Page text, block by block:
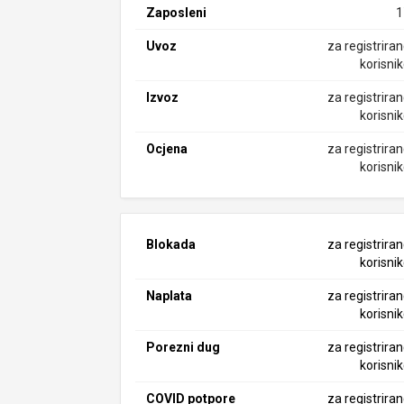
Zaposleni
Uvoz
za
Izvoz
za
Ocjena
za
Blokada
za
Naplata
za
Porezni dug
za
COVID potpore za